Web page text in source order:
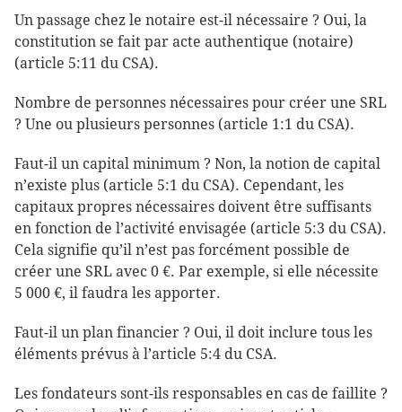
Un passage chez le notaire est-il nécessaire ? Oui, la
constitution se fait par acte authentique (notaire)
(article 5:11 du CSA).
Nombre de personnes nécessaires pour créer une SRL
? Une ou plusieurs personnes (article 1:1 du CSA).
Faut-il un capital minimum ? Non, la notion de capital
n’existe plus (article 5:1 du CSA). Cependant, les
capitaux propres nécessaires doivent être suffisants
en fonction de l’activité envisagée (article 5:3 du CSA).
Cela signifie qu’il n’est pas forcément possible de
créer une SRL avec 0 €. Par exemple, si elle nécessite
5 000 €, il faudra les apporter.
Faut-il un plan financier ? Oui, il doit inclure tous les
éléments prévus à l’article 5:4 du CSA.
Les fondateurs sont-ils responsables en cas de faillite ?